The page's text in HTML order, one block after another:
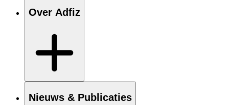
Over Adfiz
Nieuws & Publicaties